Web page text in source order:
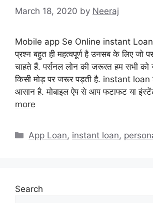
March 18, 2020 by Neeraj
Mobile app Se Online instant
प्रश्न बहुत ही महत्वपूर्ण है उनसब के लिए जो
चाहते हैं. पर्सनल लोन की जरूरत हम सभी को
किसी मोड़ पर जरूर पड़ती है. instant loan
आसान है. मोबाइल ऐप से आप फटाफट या
more
Categories
App Loan, instant loan,
Search